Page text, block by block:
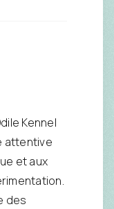
Kennel
attentive
et aux
des